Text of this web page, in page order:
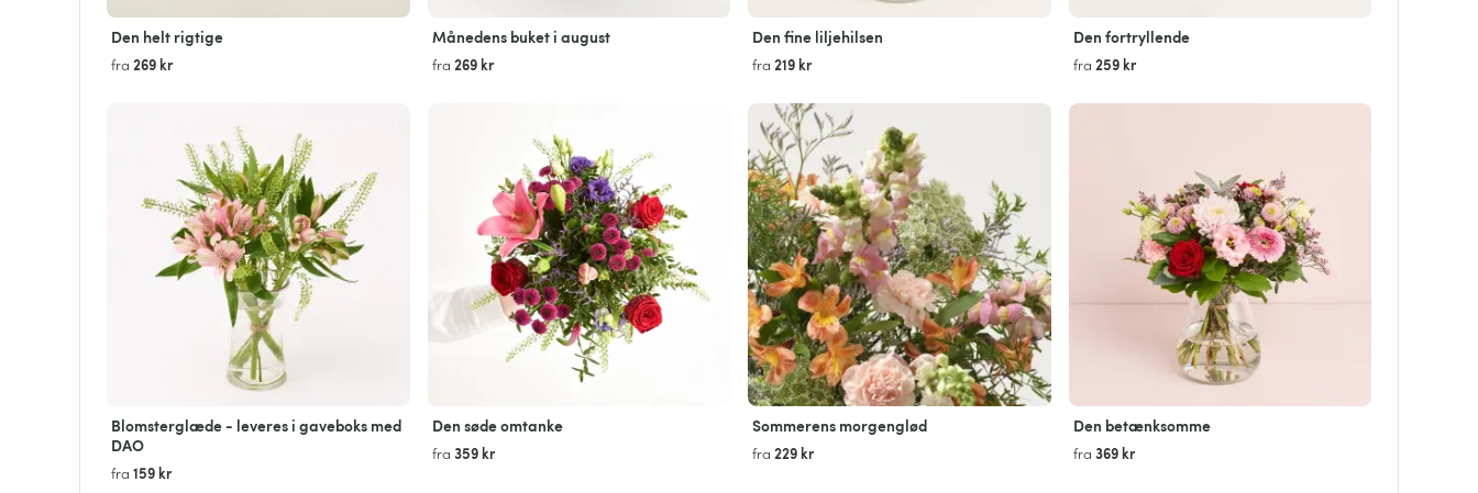
Den helt rigtige
fra 269 kr
Månedens buket i august
fra 269 kr
Den fine liljehilsen
fra 219 kr
Den fortryllende
fra 259 kr
Blomsterglæde - leveres i gaveboks med
DAO
fra 159 kr
Den søde omtanke
fra 359 kr
Sommerens morgenglød
fra 229 kr
Den betænksomme
fra 369 kr